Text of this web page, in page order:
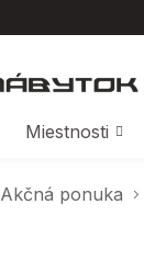
Miestnosti
Akčná ponuka